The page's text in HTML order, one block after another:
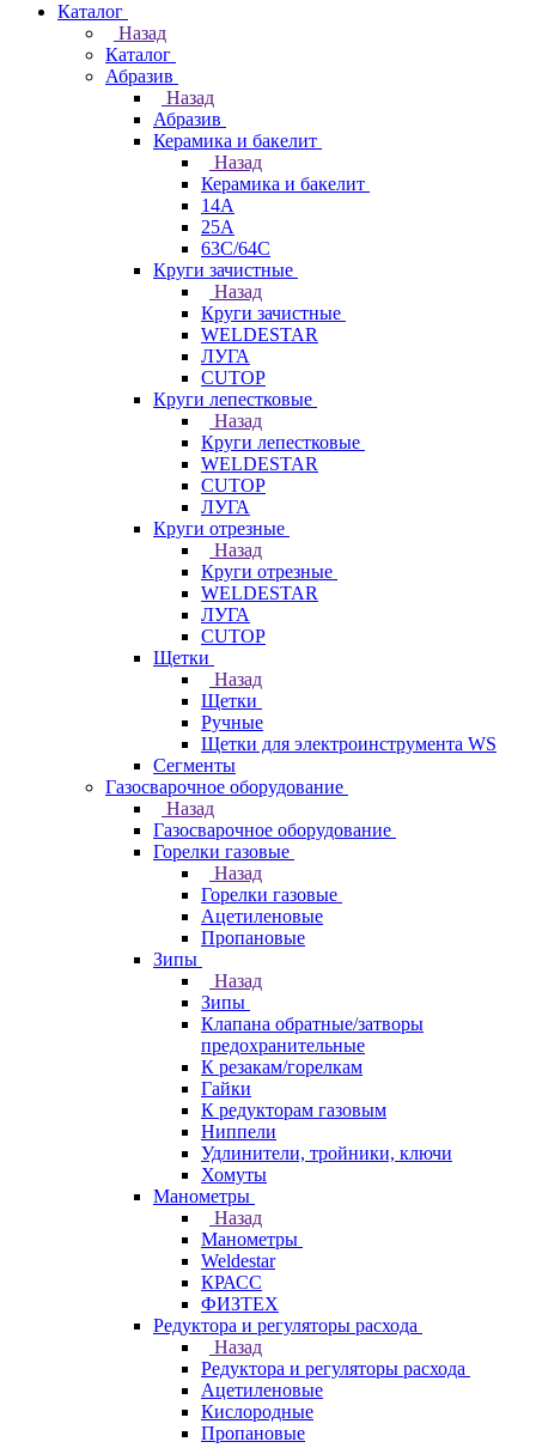
Каталог
Назад
Каталог
Абразив
Назад
Абразив
Керамика и бакелит
Назад
Керамика и бакелит
14А
25А
63С/64С
Круги зачистные
Назад
Круги зачистные
WELDESTAR
ЛУГА
CUTOP
Круги лепестковые
Назад
Круги лепестковые
WELDESTAR
CUTOP
ЛУГА
Круги отрезные
Назад
Круги отрезные
WELDESTAR
ЛУГА
CUTOP
Щетки
Назад
Щетки
Ручные
Щетки для электроинструмента WS
Сегменты
Газосварочное оборудование
Назад
Газосварочное оборудование
Горелки газовые
Назад
Горелки газовые
Ацетиленовые
Пропановые
Зипы
Назад
Зипы
Клапана обратные/затворы
предохранительные
К резакам/горелкам
Гайки
К редукторам газовым
Ниппели
Удлинители, тройники, ключи
Хомуты
Манометры
Назад
Манометры
Weldestar
КРАСС
ФИЗТЕХ
Редуктора и регуляторы расхода
Назад
Редуктора и регуляторы расхода
Ацетиленовые
Кислородные
Пропановые